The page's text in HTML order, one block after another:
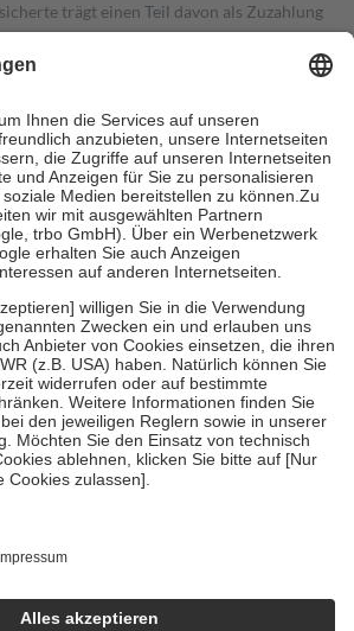
trägt einen Teil davon als Zuzahlung
Zuzahlungen in Höhe von zehn
Es sind jedoch nie mehr als die tatsächlichen
entrichten.
auch für Online-Apotheken.
Krankenpflege beträgt die
der Kosten sowie zehn Euro je
Versicherten für ihre eigene Gesundheit zu
Stellung der Familie zu unterstützen,
an bei:
bis zum vollendeten 18. Lebensjahr
und Früherkennung, die von der
dass es sich um echte Bewertungen
hc/de/articles/4419944605341